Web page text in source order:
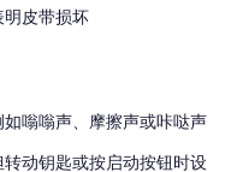
明皮带损坏
嗡嗡声、摩擦声或咔哒声
动钥匙或按启动按钮时设